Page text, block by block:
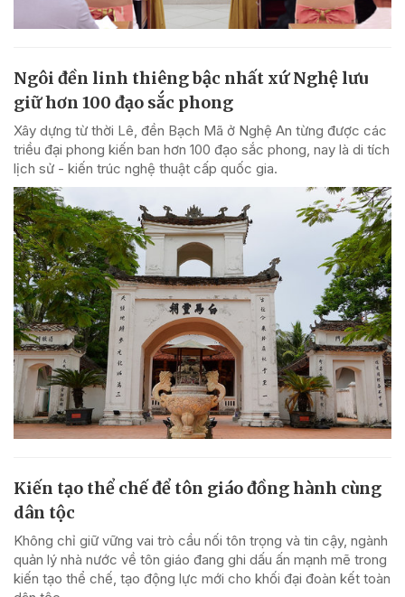
Ngôi đền linh thiêng bậc nhất xứ Nghệ lưu
giữ hơn 100 đạo sắc phong
Xây dựng từ thời Lê, đền Bạch Mã ở Nghệ An từng được các
triều đại phong kiến ban hơn 100 đạo sắc phong, nay là di tích
lịch sử - kiến trúc nghệ thuật cấp quốc gia.
Kiến tạo thể chế để tôn giáo đồng hành cùng
dân tộc
Không chỉ giữ vững vai trò cầu nối tôn trọng và tin cậy, ngành
quản lý nhà nước về tôn giáo đang ghi dấu ấn mạnh mẽ trong
kiến tạo thể chế, tạo động lực mới cho khối đại đoàn kết toàn